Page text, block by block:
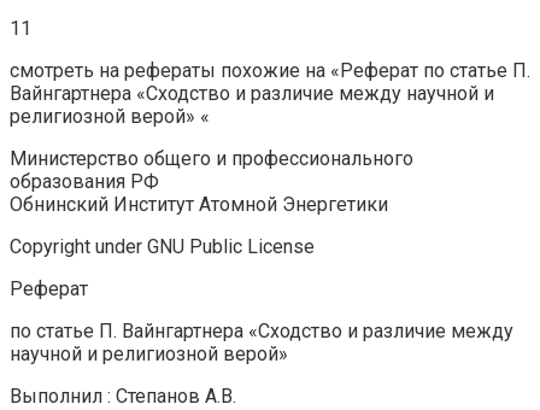
11
смотреть на рефераты похожие на «Реферат по статье П.
Вайнгартнера «Сходство и различие между научной и
религиозной верой» «
Министерство общего и профессионального
образования РФ
Обнинский Институт Атомной Энергетики
Copyright under GNU Public License
Реферат
по статье П. Вайнгартнера «Сходство и различие между
научной и религиозной верой»
Выполнил : Степанов А.В.